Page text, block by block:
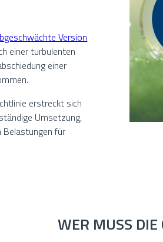
Version
einer turbulenten
einer
erstreckt sich
Umsetzung,
Belastungen für
WER MUSS